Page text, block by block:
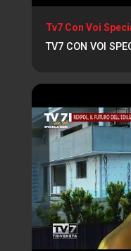
Tv7 Con Voi
TV7 CON VOI